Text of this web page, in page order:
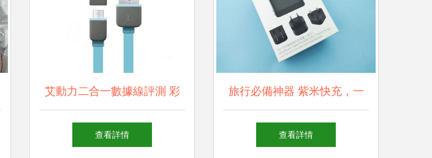
艾動力二合一數據線評測 彩
色設計與多設備兼容的便捷之
查看詳情
旅行必備神器 紫米快充，一
個充電器走遍全球
查看詳情